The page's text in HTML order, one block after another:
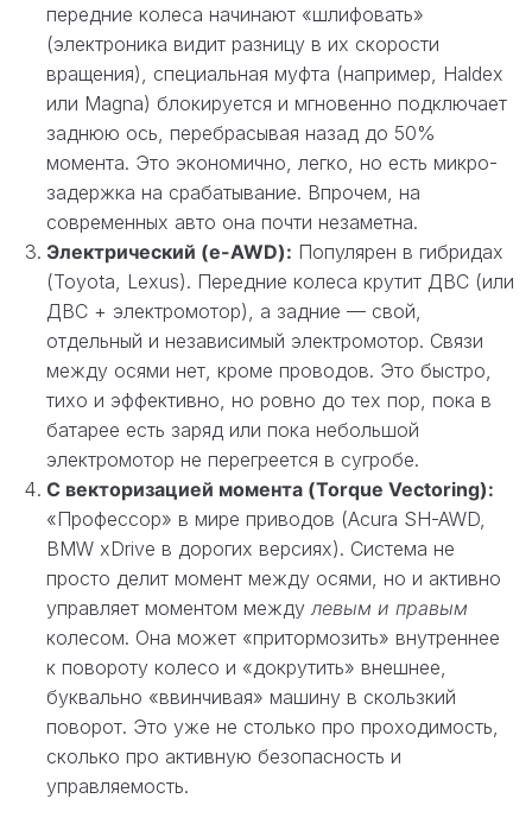
передние колеса начинают «шлифовать»
(электроника видит разницу в их скорости
вращения), специальная муфта (например, Haldex
или Magna) блокируется и мгновенно подключает
заднюю ось, перебрасывая назад до 50%
момента. Это экономично, легко, но есть микро-
задержка на срабатывание. Впрочем, на
современных авто она почти незаметна.
Электрический (e-AWD): Популярен в гибридах
(Toyota, Lexus). Передние колеса крутит ДВС (или
ДВС + электромотор), а задние — свой,
отдельный и независимый электромотор. Связи
между осями нет, кроме проводов. Это быстро,
тихо и эффективно, но ровно до тех пор, пока в
батарее есть заряд или пока небольшой
электромотор не перегреется в сугробе.
С векторизацией момента (Torque Vectoring):
«Профессор» в мире приводов (Acura SH-AWD,
BMW xDrive в дорогих версиях). Система не
просто делит момент между осями, но и активно
управляет моментом между левым и правым
колесом. Она может «притормозить» внутреннее
к повороту колесо и «докрутить» внешнее,
буквально «ввинчивая» машину в скользкий
поворот. Это уже не столько про проходимость,
сколько про активную безопасность и
управляемость.